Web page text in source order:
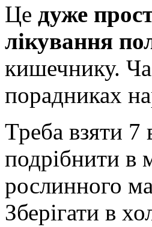
Це дуже
лікування
кишечнику.
порадниках
Треба взяти 7
подрібнити в
рослинного
Зберігати в